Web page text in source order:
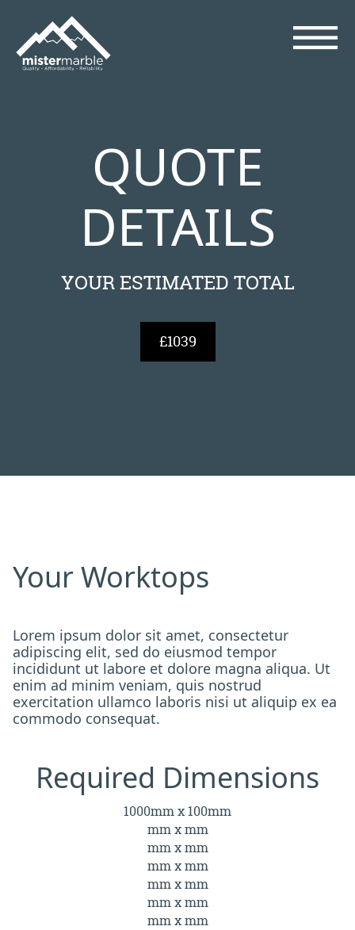
QUOTE
DETAILS
YOUR ESTIMATED TOTAL
£1039
Your Worktops
Lorem ipsum dolor sit amet, consectetur
adipiscing elit, sed do eiusmod tempor
incididunt ut labore et dolore magna aliqua. Ut
enim ad minim veniam, quis nostrud
exercitation ullamco laboris nisi ut aliquip ex ea
commodo consequat.
Required Dimensions
1000mm x 100mm
mm x mm
mm x mm
mm x mm
mm x mm
mm x mm
mm x mm